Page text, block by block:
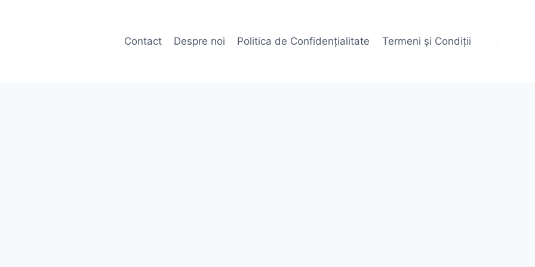
Contact Despre noi Politica de Confidențialitate Termeni și Condiții